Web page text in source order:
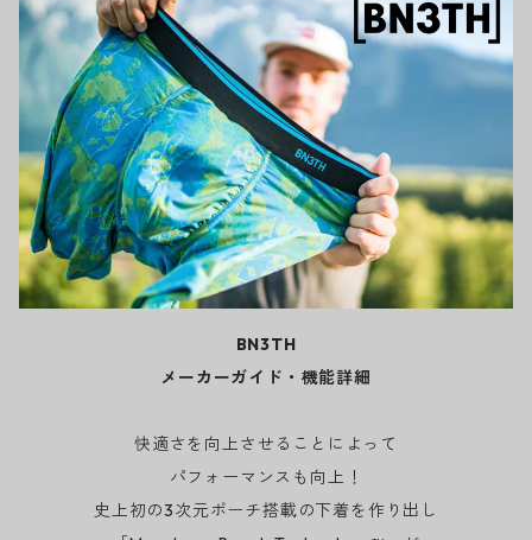
BN3TH
メーカーガイド・機能詳細
快適さを向上させることによって
パフォーマンスも向上！
史上初の3次元ポーチ搭載の下着を作り出し